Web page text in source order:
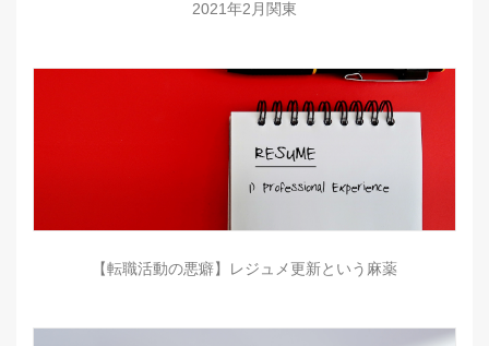
2021年2月関東
【転職活動の悪癖】レジュメ更新という麻薬